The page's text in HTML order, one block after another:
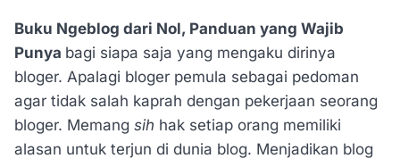
Buku Ngeblog dari Nol, Panduan yang Wajib
Punya bagi siapa saja yang mengaku dirinya
bloger. Apalagi bloger pemula sebagai pedoman
agar tidak salah kaprah dengan pekerjaan seorang
bloger. Memang sih hak setiap orang memiliki
alasan untuk terjun di dunia blog. Menjadikan blog